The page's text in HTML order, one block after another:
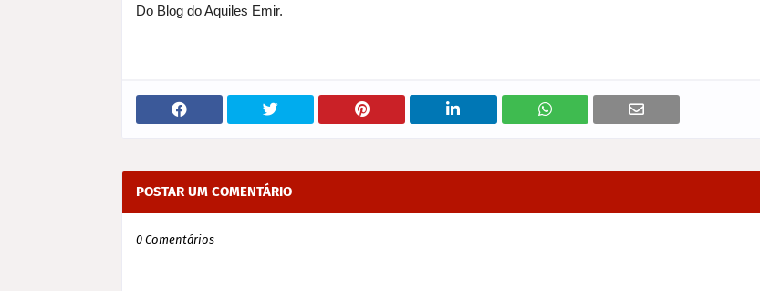
Do Blog do Aquiles Emir.
POSTAR UM COMENTÁRIO
0 Comentários